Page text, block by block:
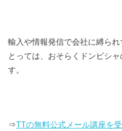
輸入や情報発信で会社に縛ら
とっては、おそらくドンピシ
す。
⇒TTの無料公式メール講座を